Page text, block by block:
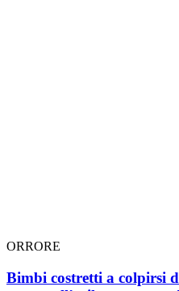
ORRORE
Bimbi costretti a colpirsi